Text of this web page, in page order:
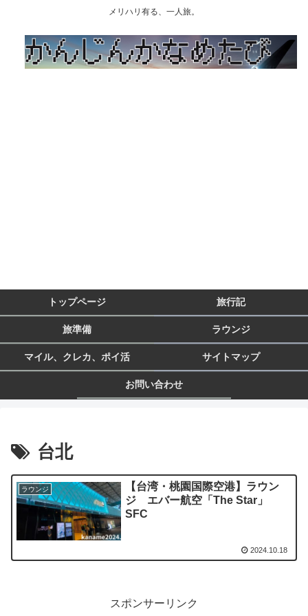
メリハリ有る、一人旅。
トップページ 旅行記
旅準備 ラウンジ
マイル、クレカ、ポイ活 サイトマップ
お問い合わせ
台北
ラウンジ
【台湾・桃園国際空港】ラウン
ジ エバー航空「The Star」
SFC
2024.10.18
スポンサーリンク